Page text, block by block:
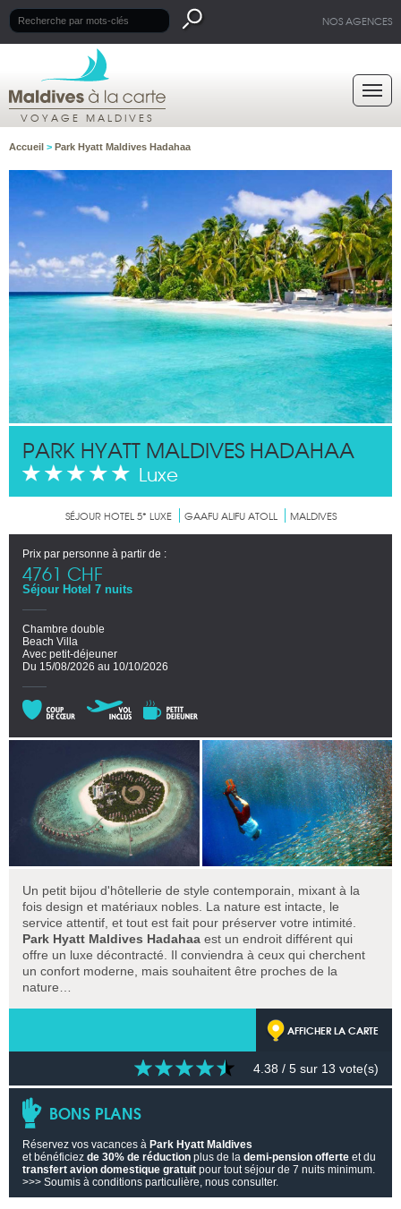
NOS AGENCES
VOYAGE MALDIVES
Accueil > Park Hyatt Maldives Hadahaa
PARK HYATT MALDIVES HADAHAA
Luxe
SÉJOUR HOTEL 5* LUXE GAAFU ALIFU ATOLL MALDIVES
Prix par personne à partir de :
4761 CHF
Séjour Hotel 7 nuits
Chambre double
Beach Villa
Avec petit-déjeuner
Du 15/08/2026 au 10/10/2026
Un petit bijou d'hôtellerie de style contemporain, mixant à la
fois design et matériaux nobles. La nature est intacte, le
service attentif, et tout est fait pour préserver votre intimité.
Park Hyatt Maldives Hadahaa est un endroit différent qui
offre un luxe décontracté. Il conviendra à ceux qui cherchent
un confort moderne, mais souhaitent être proches de la
nature…
AFFICHER LA CARTE
4.38 / 5 sur 13 vote(s)
BONS PLANS
Réservez vos vacances à Park Hyatt Maldives
et bénéficiez de 30% de réduction plus de la demi-pension offerte et du
transfert avion domestique gratuit pour tout séjour de 7 nuits minimum.
>>> Soumis à conditions particulière, nous consulter.